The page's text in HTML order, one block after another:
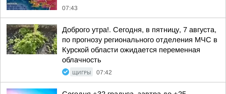
07:43
Доброго утра!. Сегодня, в пятницу, 7 августа,
по прогнозу регионального отделения МЧС в
Курской области ожидается переменная
облачность
ЩИГРЫ 07:42